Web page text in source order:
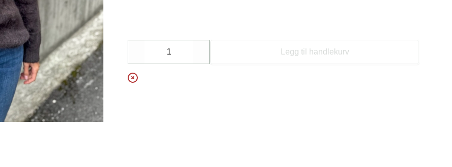
Decrease
Legg til handlekurv